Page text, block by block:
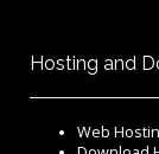
Hosting and
Web